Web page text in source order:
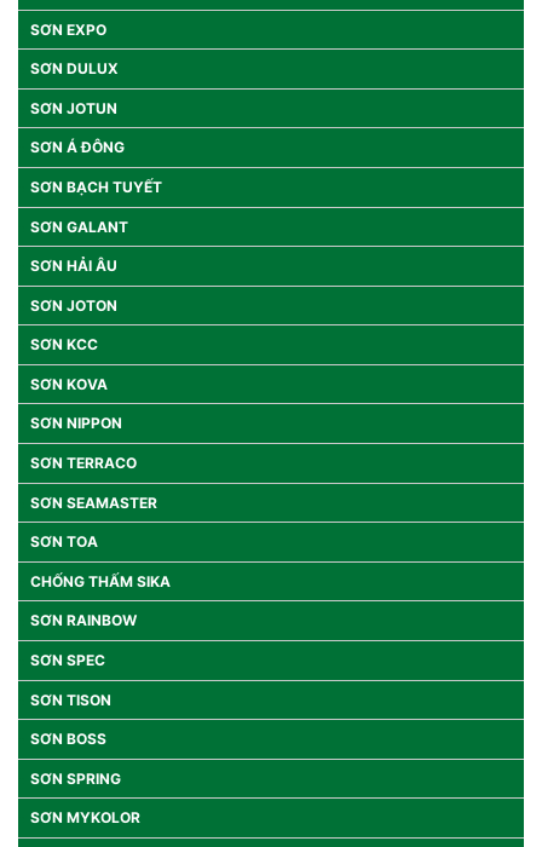
SƠN EXPO
SƠN DULUX
SƠN JOTUN
SƠN Á ĐÔNG
SƠN BẠCH TUYẾT
SƠN GALANT
SƠN HẢI ÂU
SƠN JOTON
SƠN KCC
SƠN KOVA
SƠN NIPPON
SƠN TERRACO
SƠN SEAMASTER
SƠN TOA
CHỐNG THẤM SIKA
SƠN RAINBOW
SƠN SPEC
SƠN TISON
SƠN BOSS
SƠN SPRING
SƠN MYKOLOR